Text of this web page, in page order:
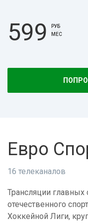
599
РУБ
МЕС
Евро
16 телеканалов
Трансляции
отечественного
Хоккейной Лиги,